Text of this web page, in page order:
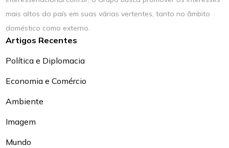
mais altos do país em suas várias vertentes, tanto no âmbito
doméstico como externo.
Artigos Recentes
Política e Diplomacia
Economia e Comércio
Ambiente
Imagem
Mundo